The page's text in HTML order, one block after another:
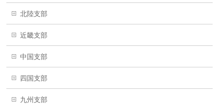
北陸支部
近畿支部
中国支部
四国支部
九州支部